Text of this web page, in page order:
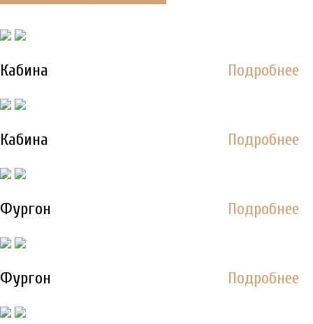
Кабина Подробнее
Кабина Подробнее
Фургон Подробнее
Фургон Подробнее